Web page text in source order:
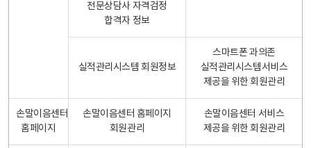
전문상담사 자격검정
합격자 정보
실적관리시스템 회원정보
스마트폰 과의존
실적관리시스템서비스
제공을 위한 회원관리
손말이음센터
홈페이지
손말이음센터 홈페이지
회원관리
손말이음센터 서비스
제공을 위한 회원관리